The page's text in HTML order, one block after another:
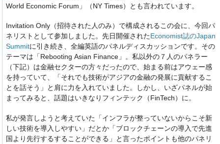
World Economic Forum」（NY Times）とも言われています。
Invitation Only（招待された人のみ）で構成されるこの会に、今回パ
ネリストとして参加しました。先日開催されたEconomist誌のJapan
Summitに引き続き、全編英語のパネルディスカッションです。その
テーマは「Rebooting Asian Finance」。私以外の７人のパネラー
（下記）は金融セクターの方々だったので、始まる前はアウェー感
を持っていて、「それでも技術がアジアの金融の発展に貢献するこ
とを話そう」と肩に力を入れていました。しかし、いざパネルが始
まってみると、話題はいきなりフィンテック（FinTech）に。
私が発言しようと考えていた「インフラが整っていないからこそ新
しい技術を導入しやすい」だとか「ブロックチェーンの導入で先進
国より先行するすることができる」と言ったポイントも他のパネリ